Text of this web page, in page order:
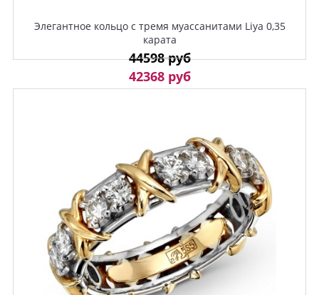
Элегантное кольцо с тремя муассанитами Liya 0,35
карата
44598 руб
42368 руб